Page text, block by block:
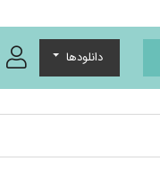
دانلودها